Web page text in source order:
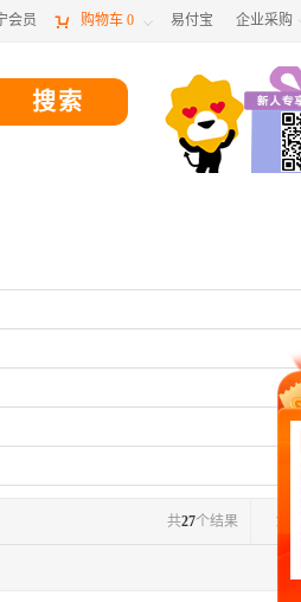
会员  购物车 0  易付宝 企业采购
1
共27个结果